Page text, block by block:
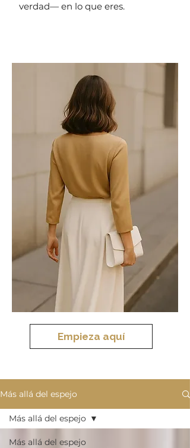
verdad— en lo que eres.
Empieza aquí
Más allá del espejo
Más allá del espejo
Más allá del espejo